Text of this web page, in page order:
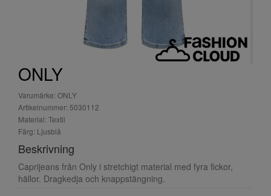
ONLY
Varumärke: ONLY
Artikelnummer: 5030112
Material: Textil
Färg: Ljusblå
Beskrivning
Caprijeans från Only i stretchigt material med fyra fickor,
hällor. Dragkedja och knappstängning.